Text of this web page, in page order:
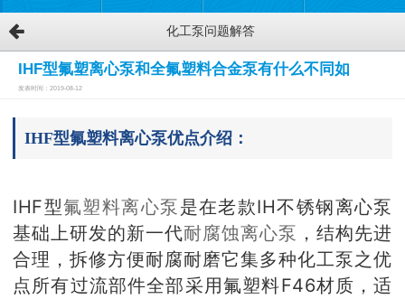
化工泵问题解答
IHF型氟塑离心泵和全氟塑料合金泵有什么不同如
发表时间：2019-08-12
IHF型氟塑料离心泵优点介绍：
IHF型氟塑料离心泵是在老款IH不锈钢离心泵
基础上研发的新一代耐腐蚀离心泵 ，结构先进
合理，拆修方便耐腐耐磨它集多种化工泵之优
点所有过流部件全部采用氟塑料F46材质，适